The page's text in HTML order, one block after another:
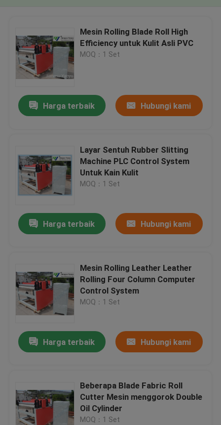
Mesin Rolling Blade Roll High
Efficiency untuk Kulit Asli PVC
MOQ：1 Set
Harga terbaik Hubungi kami
Layar Sentuh Rubber Slitting
Machine PLC Control System
Untuk Kain Kulit
MOQ：1 Set
Harga terbaik Hubungi kami
Mesin Rolling Leather Leather
Rolling Four Column Computer
Control System
MOQ：1 Set
Harga terbaik Hubungi kami
Beberapa Blade Fabric Roll
Cutter Mesin menggorok Double
Oil Cylinder
MOQ：1 Set